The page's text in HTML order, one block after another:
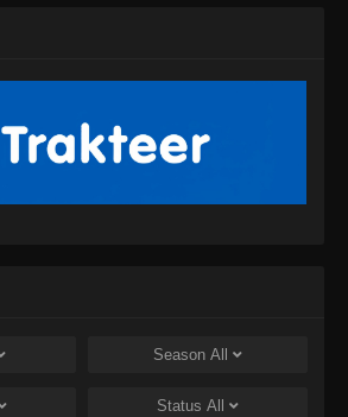
Supreme Sword God Episode 38 Subtitle
Eps 38 - Supreme Sword God Episode 38
Season All
Status All